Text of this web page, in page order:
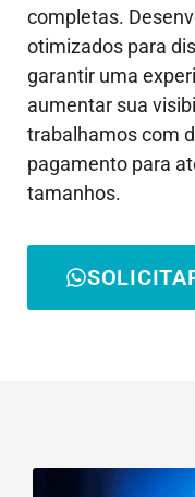
completas.
otimizados para
garantir uma
aumentar sua
trabalhamos com
pagamento para
tamanhos.